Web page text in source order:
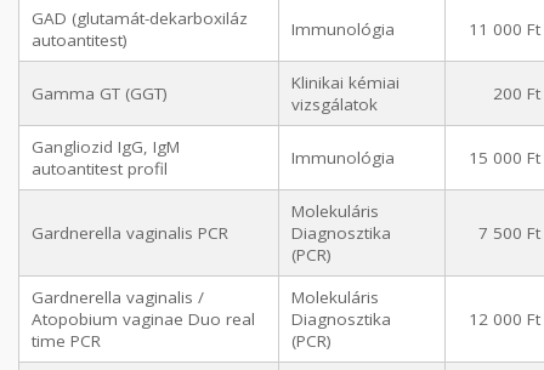
GAD (glutamát-dekarboxiláz
autoantitest)
Immunológia 11 000 Ft
Gamma GT (GGT)
Klinikai kémiai
vizsgálatok
200 Ft
Gangliozid IgG, IgM
autoantitest profil
Immunológia 15 000 Ft
Gardnerella vaginalis PCR
Molekuláris
Diagnosztika
(PCR)
7 500 Ft
Gardnerella vaginalis /
Atopobium vaginae Duo real
time PCR
Molekuláris
Diagnosztika
(PCR)
12 000 Ft